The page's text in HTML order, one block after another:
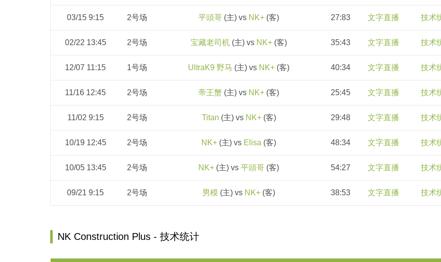
03/15 9:15 2号场 平頭哥 (主) vs NK+ (客) 27:83 文字直播 技术
02/22 13:45 2号场 宝藏老司机 (主) vs NK+ (客) 35:43 文字直播 技术
12/07 11:15 1号场 UltraK9 野马 (主) vs NK+ (客) 40:34 文字直播 技术
11/16 12:45 2号场 帝王蟹 (主) vs NK+ (客) 25:45 文字直播 技术
11/02 9:15 2号场 Titan (主) vs NK+(客) 29:48 文字直播 技术
10/19 12:45 2号场 NK+ (主) vs Elisa (客) 48:34 文字直播 技术
10/05 13:45 2号场 NK+ (主) vs 平頭哥 (客) 54:27 文字直播 技术
09/21 9:15 2号场 男模 (主) vs NK+ (客) 38:53 文字直播 技术
NK Construction Plus - 技术统计